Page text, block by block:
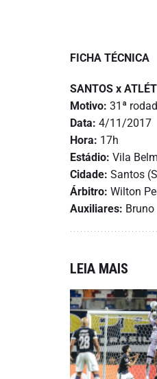
FICHA TÉCNICA
SANTOS x
Motivo: 31ª
Data: 4/11/2017
Hora: 17h
Estádio: Vila
Cidade: Santos
Árbitro: Wilton
Auxiliares: Bruno
LEIA MAIS